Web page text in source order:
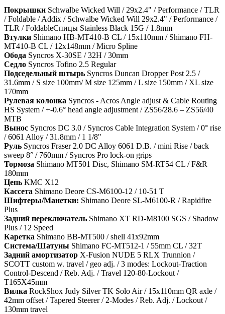
Покрышки Schwalbe Wicked Will / 29x2.4" / Performance / TLR
/ Foldable / Addix / Schwalbe Wicked Will 29x2.4" / Performance /
TLR / FoldableСпицы Stainless Black 15G / 1.8mm
Втулки Shimano HB-MT410-B CL / 15x110mm / Shimano FH-
MT410-B CL / 12x148mm / Micro Spline
Обода Syncros X-30SE / 32H / 30mm
Седло Syncros Tofino 2.5 Regular
Подседельный штырь Syncros Duncan Dropper Post 2.5 /
31.6mm / S size 100mm/ M size 125mm / L size 150mm / XL size
170mm
Рулевая колонка Syncros - Acros Angle adjust & Cable Routing
HS System / +-0.6° head angle adjustment / ZS56/28.6 – ZS56/40
MTB
Вынос Syncros DC 3.0 / Syncros Cable Integration System / 0° rise
/ 6061 Alloy / 31.8mm / 1 1/8"
Руль Syncros Fraser 2.0 DC Alloy 6061 D.B. / mini Rise / back
sweep 8° / 760mm / Syncros Pro lock-on grips
Тормоза Shimano MT501 Disc, Shimano SM-RT54 CL / F&R
180mm
Цепь KMC X12
Кассета Shimano Deore CS-M6100-12 / 10-51 T
Шифтеры/Манетки: Shimano Deore SL-M6100-R / Rapidfire
Plus
Задний переключатель Shimano XT RD-M8100 SGS / Shadow
Plus / 12 Speed
Каретка Shimano BB-MT500 / shell 41x92mm
Система/Шатуны Shimano FC-MT512-1 / 55mm CL / 32T
Задний амортизатор X-Fusion NUDE 5 RLX Trunnion /
SCOTT custom w. travel / geo adj. / 3 modes: Lockout-Traction
Control-Descend / Reb. Adj. / Travel 120-80-Lockout /
T165X45mm
Вилка RockShox Judy Silver TK Solo Air / 15x110mm QR axle /
42mm offset / Tapered Steerer / 2-Modes / Reb. Adj. / Lockout /
130mm travel